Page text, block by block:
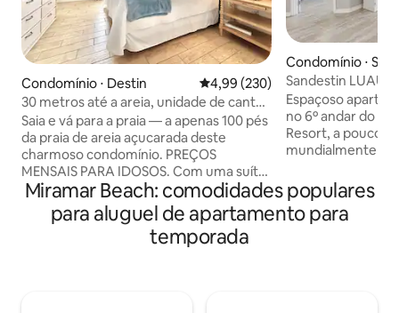
Condomínio ⋅ Destin 4,99 de uma avaliação média de
4,99 (230)
30 metros até a areia, unidade de canto,
banheira de hidromassagem, vista para
o jardim
Saia e vá para a praia — a apenas 100 pés
da praia de areia açucarada deste
charmoso condomínio. PREÇOS
MENSAIS PARA IDOSOS. Com uma suíte
master com cama king size e banheiro
privativo, um segundo quarto com cama
king size, além de um beliche para
crianças com um banheiro
Condomínio ⋅
Sandestin LUAU
Perto da praia
Espaçoso
no 6º andar do
Resort, a poucos
mundialmente
deslumbrantes
no lago do
distante da sua
Miramar Beach: comodidades populares
para aluguel de apartamento para
temporada